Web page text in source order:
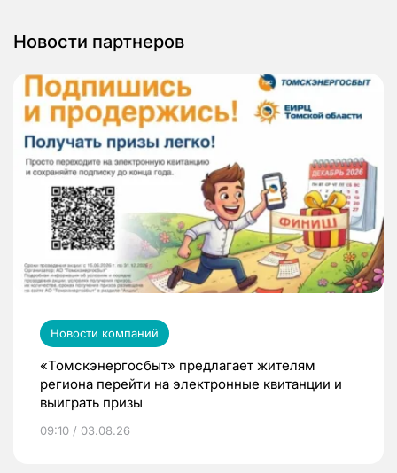
Новости партнеров
Новости компаний
«Томскэнергосбыт» предлагает жителям
региона перейти на электронные квитанции и
выиграть призы
09:10 / 03.08.26